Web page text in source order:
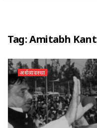
Tag:Amitabh Kant
अर्थव्यवस्था